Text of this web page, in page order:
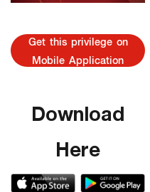
Get this privilege on
Mobile Application
Download
Here